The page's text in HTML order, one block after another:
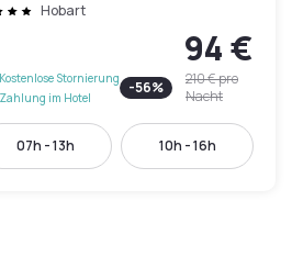
Hobart
Kostenlose Stornierung
Zahlung im Hotel
94 €
-56% 210 €pro
Nacht
07h - 13h 10h - 16h